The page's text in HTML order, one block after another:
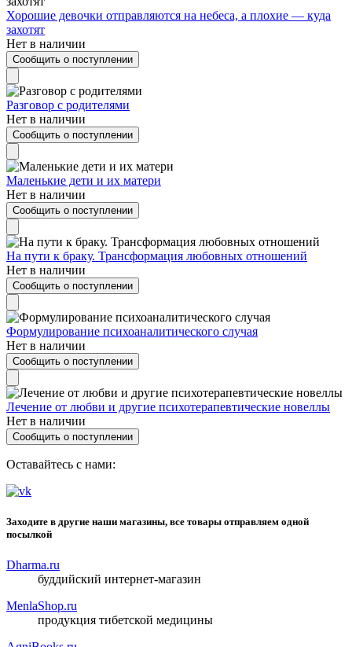
Хорошие девочки отправляются на небеса, а плохие — куда
захотят
Нет в наличии
Сообщить о поступлении
Разговор с родителями
Нет в наличии
Сообщить о поступлении
Маленькие дети и их матери
Нет в наличии
Сообщить о поступлении
На пути к браку. Трансформация любовных отношений
Нет в наличии
Сообщить о поступлении
Формулирование психоаналитического случая
Нет в наличии
Сообщить о поступлении
Лечение от любви и другие психотерапевтические новеллы
Нет в наличии
Сообщить о поступлении
Оставайтесь с нами:
Заходите в другие наши магазины, все товары отправляем одной
посылкой
Dharma.ru
буддийский интернет-магазин
MenlaShop.ru
продукция тибетской медицины